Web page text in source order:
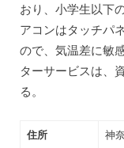
おり、小学生以下
アコンはタッチパ
ので、気温差に敏
ターサービスは、
る。
住所 神